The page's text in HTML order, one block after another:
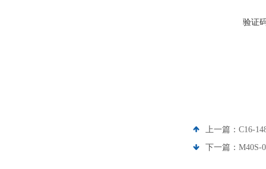
验证
上一篇： C16-
下一篇： M40S-